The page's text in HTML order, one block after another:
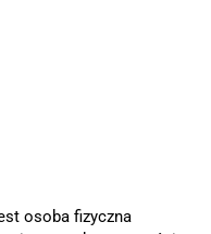
osoba fizyczna